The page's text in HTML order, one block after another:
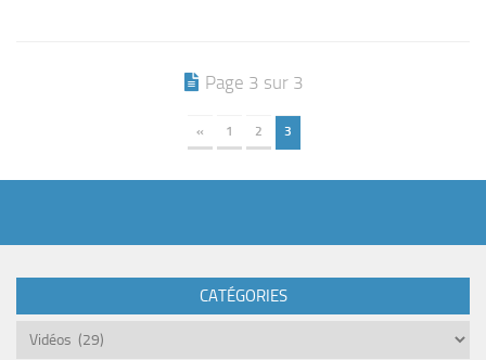
Page 3 sur 3
« 1 2 3
CATÉGORIES
Catégories